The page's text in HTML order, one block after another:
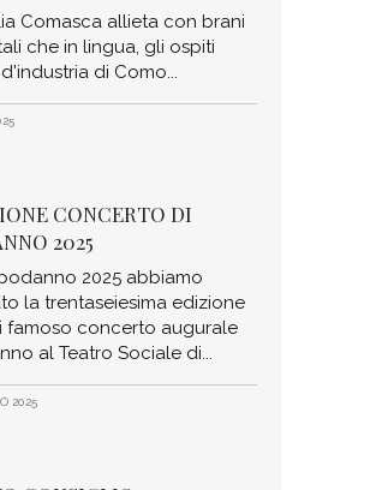
Comasca allieta con brani
che in lingua, gli ospiti
di Como
CONCERTO DI
2025
2025 abbiamo
la trentaseiesima edizione
famoso concerto augurale
al Teatro Sociale di
2025